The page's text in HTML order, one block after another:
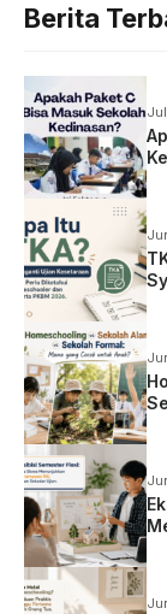
Berita